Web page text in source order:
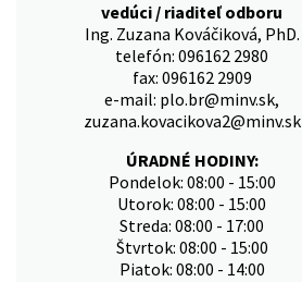
vedúci / riaditeľ odboru
Ing. Zuzana Kováčiková, PhD.
telefón: 096162 2980
fax: 096162 2909
e-mail: plo.br@minv.sk,
zuzana.kovacikova2@minv.sk
ÚRADNÉ HODINY:
Pondelok: 08:00 - 15:00
Utorok: 08:00 - 15:00
Streda: 08:00 - 17:00
Štvrtok: 08:00 - 15:00
Piatok: 08:00 - 14:00